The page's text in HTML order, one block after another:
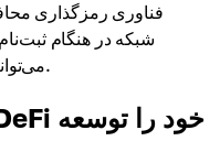
فناوری رمزگذاری
شبکه در هنگام
می‌توانید با آرامش در اینجا استیکینگ کنید.